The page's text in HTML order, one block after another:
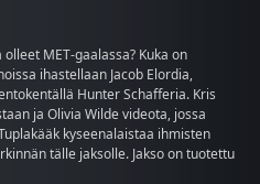
MET-gaalassa? Kuka on
ihastellaan Jacob Elordia,
Hunter Schafferia. Kris
ja Olivia Wilde videota, jossa
kyseenalaistaa ihmisten
jaksolle. Jakso on tuotettu